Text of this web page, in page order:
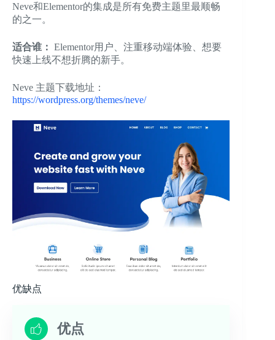
Neve和Elementor的集成是所有免费主题里最顺畅
的之一。
适合谁： Elementor用户、注重移动端体验、想要
快速上线不想折腾的新手。
Neve 主题下载地址：
https://wordpress.org/themes/neve/
优缺点
优点